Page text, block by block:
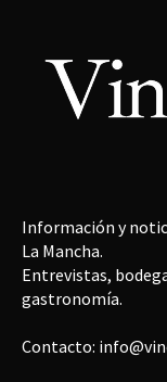
Información y
La Mancha.
Entrevistas,
gastronomía.
Contacto: